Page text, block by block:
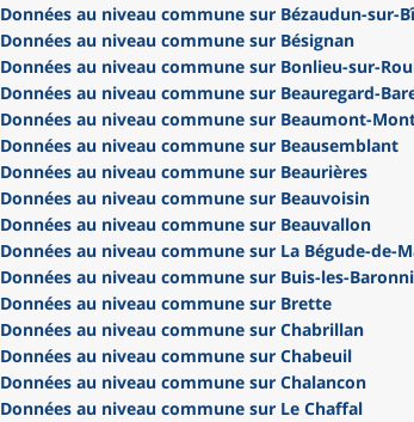
Données au niveau commune sur Bézaudun-sur-
Données au niveau commune sur Bésignan
Données au niveau commune sur Bonlieu-sur-
Données au niveau commune sur Beauregard-
Données au niveau commune sur Beaumont-
Données au niveau commune sur Beausemblant
Données au niveau commune sur Beaurières
Données au niveau commune sur Beauvoisin
Données au niveau commune sur Beauvallon
Données au niveau commune sur La Bégude-de-
Données au niveau commune sur Buis-les-
Données au niveau commune sur Brette
Données au niveau commune sur Chabrillan
Données au niveau commune sur Chabeuil
Données au niveau commune sur Chalancon
Données au niveau commune sur Le Chaffal